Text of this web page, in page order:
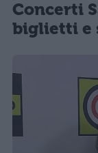
Concerti
biglietti e